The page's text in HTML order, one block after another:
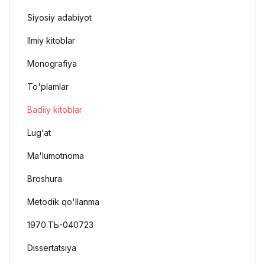
Siyosiy adabiyot
Ilmiy kitoblar
Monografiya
To'plamlar
Badiiy kitoblar
Lug‘at
Ma'lumotnoma
Broshura
Metodik qo'llanma
1970.ТЬ-040723
Dissertatsiya